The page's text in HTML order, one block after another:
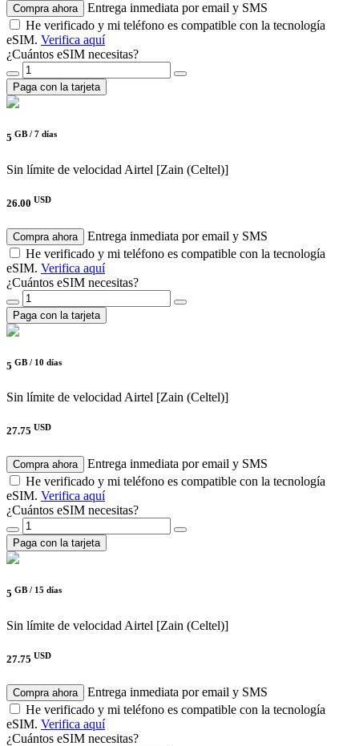
Compra ahora
Entrega inmediata por email y SMS
He verificado y mi teléfono es compatible con la tecnología
eSIM. Verifica aquí
¿Cuántos eSIM necesitas?
Paga con la tarjeta
5 GB / 7 días
Sin límite de velocidad Airtel [Zain (Celtel)]
26.00 USD
Compra ahora
Entrega inmediata por email y SMS
He verificado y mi teléfono es compatible con la tecnología
eSIM. Verifica aquí
¿Cuántos eSIM necesitas?
Paga con la tarjeta
5 GB / 10 días
Sin límite de velocidad Airtel [Zain (Celtel)]
27.75 USD
Compra ahora
Entrega inmediata por email y SMS
He verificado y mi teléfono es compatible con la tecnología
eSIM. Verifica aquí
¿Cuántos eSIM necesitas?
Paga con la tarjeta
5 GB / 15 días
Sin límite de velocidad Airtel [Zain (Celtel)]
27.75 USD
Compra ahora
Entrega inmediata por email y SMS
He verificado y mi teléfono es compatible con la tecnología
eSIM. Verifica aquí
¿Cuántos eSIM necesitas?